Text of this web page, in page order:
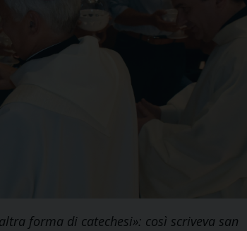
forma di catechesi»: così scriveva san